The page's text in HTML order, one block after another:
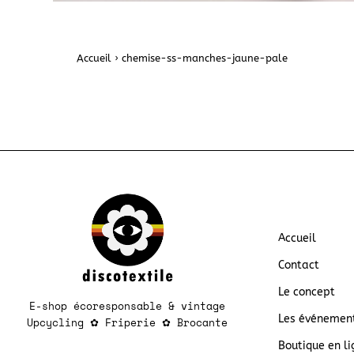
Accueil › chemise-ss-manches-jaune-pale
E-shop écoresponsable & vintage
Upcycling ✿ Friperie ✿ Brocante​​
Accueil
Contact
Le concept
Les
Boutique en